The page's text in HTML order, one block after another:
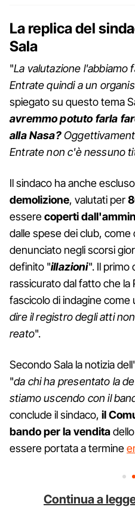
La replica del
Sala
"La valutazione l'abbiamo
Entrate quindi a un
spiegato su questo tema
avremmo potuto farla
alla Nasa?
Entrate non c'è nessuno
Il sindaco ha anche
demolizione, valutati per
esserecoperti
dalle spese dei club, come
denunciato negli scorsi
definito "illazioni". Il primo
rassicurato dal fatto che la
fascicolo di indagine come
dire il registro degli atti
reato".
Secondo Sala la notizia
"da chi ha presentato la
stiamo uscendo con il
conclude il sindaco, il
bando per la vendita
essere portata a termine
Continua a